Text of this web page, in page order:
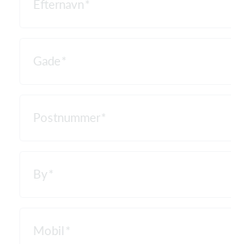
Efternavn
Gade
Postnummer
By
Mobil